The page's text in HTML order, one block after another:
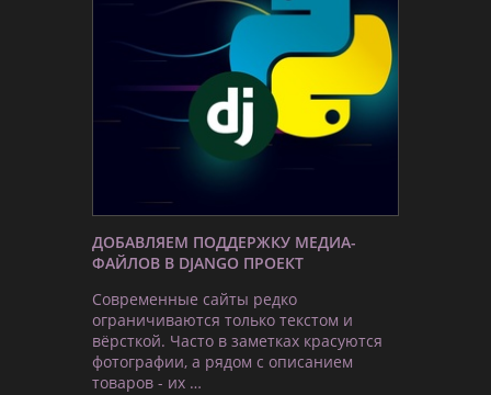
ДОБАВЛЯЕМ ПОДДЕРЖКУ МЕДИА-
ФАЙЛОВ В DJANGO ПРОЕКТ
Современные сайты редко
ограничиваются только текстом и
вёрсткой. Часто в заметках красуются
фотографии, а рядом с описанием
товаров - их …